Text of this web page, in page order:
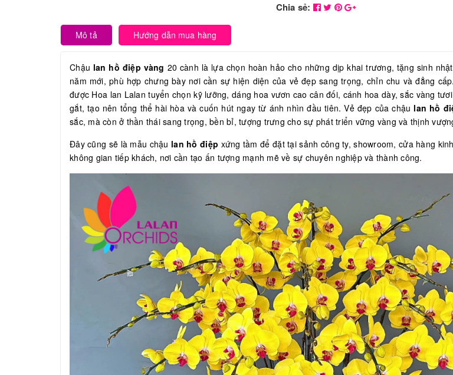
Chia sẻ:
Mô tả Hướng dẫn mua hàng
Chậu lan hồ điệp vàng 20 cành là lựa chọn hoàn hảo cho những dịp khai trương, tặng sinh
năm mới, phù hợp chưng bày nơi cần sự hiện diện của vẻ đẹp sang trọng, chỉn chu và đẳng
được Hoa lan Lalan tuyển chọn kỹ lưỡng, dáng hoa vươn cao cân đối, cánh hoa dày, sắc vàng
gắt, tạo nên tổng thể hài hòa và cuốn hút ngay từ ánh nhìn đầu tiên. Vẻ đẹp của chậu lan hồ
sắc, mà còn ở thần thái sang trọng, bền bỉ, tượng trưng cho sự phát triển vững vàng và thịnh
Đây cũng sẽ là mẫu chậu lan hồ điệp xứng tầm để đặt tại sảnh công ty, showroom, cửa hàng
không gian tiếp khách, nơi cần tạo ấn tượng mạnh mẽ về sự chuyên nghiệp và thành công.